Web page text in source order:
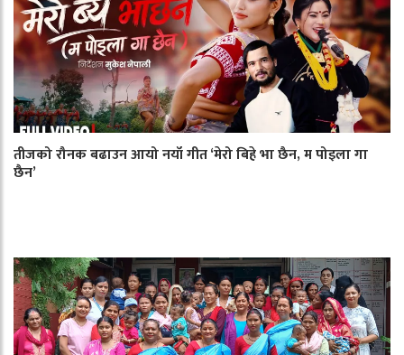
तीजको रौनक बढाउन आयो नयाँ गीत ‘मेरो बिहे भा छैन, म पोइला गा
छैन’